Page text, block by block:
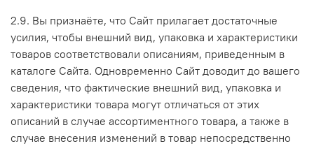
2.9. Вы признаёте, что Сайт прилагает достаточные
усилия, чтобы внешний вид, упаковка и характеристики
товаров соответствовали описаниям, приведенным в
каталоге Сайта. Одновременно Сайт доводит до вашего
сведения, что фактические внешний вид, упаковка и
характеристики товара могут отличаться от этих
описаний в случае ассортиментного товара, а также в
случае внесения изменений в товар непосредственно